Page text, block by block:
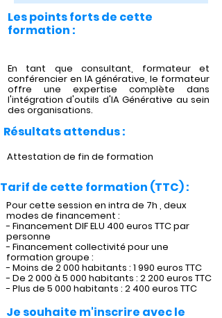
Les points forts de cette
formation :
En tant que consultant, formateur et
conférencier en IA générative, le formateur
offre une expertise complète dans
l'intégration d'outils d'IA Générative au sein
des organisations.
Résultats attendus :
Attestation de fin de formation
Tarif de cette formation (TTC) :
Pour cette session en intra de 7h , deux
modes de financement :
- Financement DIF ELU 400 euros TTC par
personne
- Financement collectivité pour une
formation groupe :
- Moins de 2 000 habitants : 1 990 euros TTC
- De 2 000 à 5 000 habitants : 2 200 euros TTC
- Plus de 5 000 habitants : 2 400 euros TTC
Je souhaite m'inscrire avec le